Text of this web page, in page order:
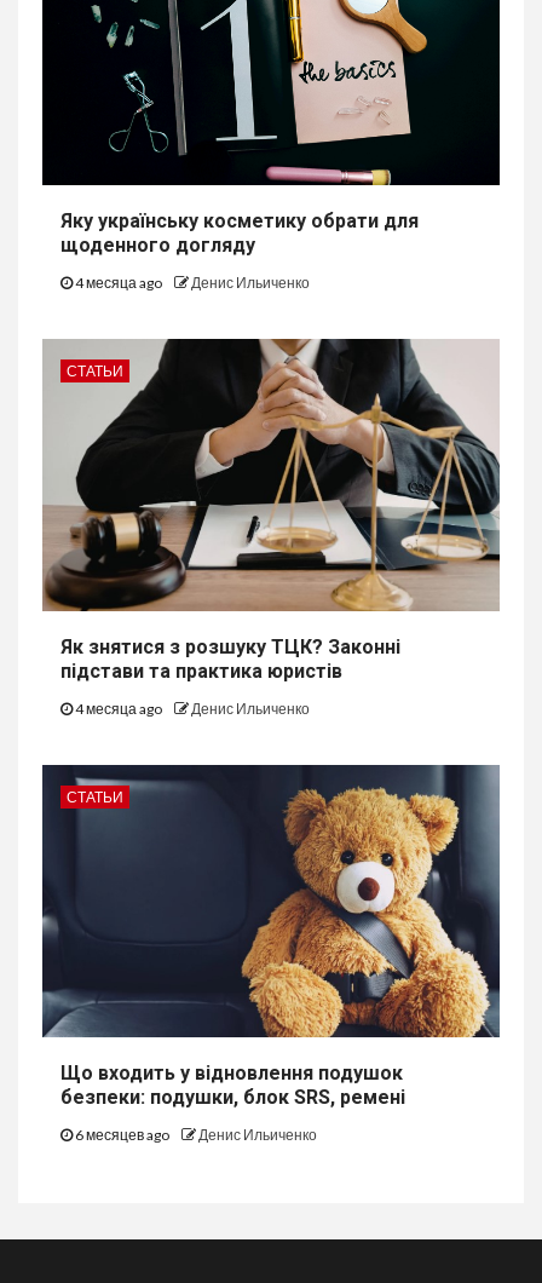
Яку українську косметику обрати для
щоденного догляду
4 месяца ago Денис Ильиченко
СТАТЬИ
Як знятися з розшуку ТЦК? Законні
підстави та практика юристів
4 месяца ago Денис Ильиченко
СТАТЬИ
Що входить у відновлення подушок
безпеки: подушки, блок SRS, ремені
6 месяцев ago Денис Ильиченко